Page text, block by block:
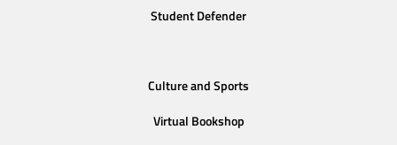
Student Defender
Culture and Sports
Virtual Bookshop